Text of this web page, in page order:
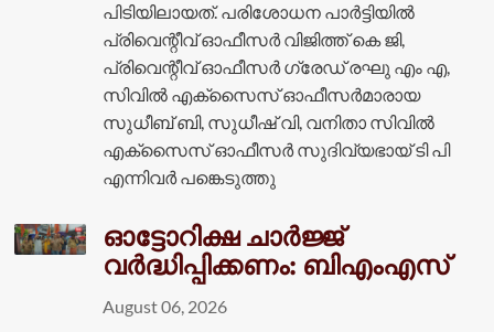
പിടിയിലായത്. പരിശോധന പാർട്ടിയിൽ
പ്രിവെന്റീവ് ഓഫീസർ വിജിത്ത് കെ ജി,
പ്രിവെന്റീവ് ഓഫീസർ ഗ്രേഡ് രഘു എം എ,
സിവിൽ എക്‌സൈസ് ഓഫീസർമാരായ
സുധീബ് ബി, സുധീഷ് വി, വനിതാ സിവിൽ
എക്‌സൈസ് ഓഫീസർ സുദിവ്യഭായ് ടി പി
എന്നിവർ പങ്കെടുത്തു
ഓട്ടോറിക്ഷ ചാർജ്ജ്
വർദ്ധിപ്പിക്കണം: ബിഎംഎസ്
August 06, 2026